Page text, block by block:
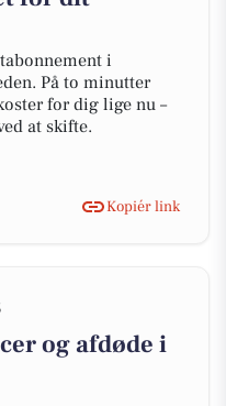
i
På to minutter
for dig lige nu –
at skifte.
Kopiér link
og afdøde i